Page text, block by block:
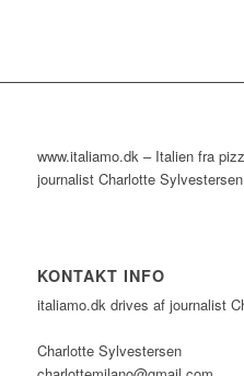
www.italiamo.dk – Italien fra
journalist Charlotte
KONTAKT INFO
italiamo.dk drives af journalist
Charlotte Sylvestersen